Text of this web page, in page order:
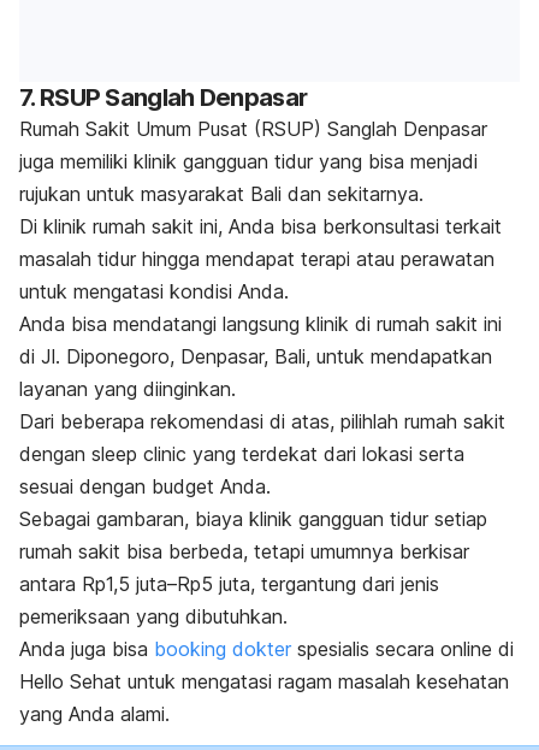
7. RSUP Sanglah Denpasar
Rumah Sakit Umum Pusat (RSUP) Sanglah Denpasar
juga memiliki klinik gangguan tidur yang bisa menjadi
rujukan untuk masyarakat Bali dan sekitarnya.
Di klinik rumah sakit ini, Anda bisa berkonsultasi terkait
masalah tidur hingga mendapat terapi atau perawatan
untuk mengatasi kondisi Anda.
Anda bisa mendatangi langsung klinik di rumah sakit ini
di Jl. Diponegoro, Denpasar, Bali, untuk mendapatkan
layanan yang diinginkan.
Dari beberapa rekomendasi di atas, pilihlah rumah sakit
dengan sleep clinic yang terdekat dari lokasi serta
sesuai dengan budget Anda.
Sebagai gambaran, biaya klinik gangguan tidur setiap
rumah sakit bisa berbeda, tetapi umumnya berkisar
antara Rp1,5 juta–Rp5 juta, tergantung dari jenis
pemeriksaan yang dibutuhkan.
Anda juga bisa booking dokter spesialis secara online di
Hello Sehat untuk mengatasi ragam masalah kesehatan
yang Anda alami.